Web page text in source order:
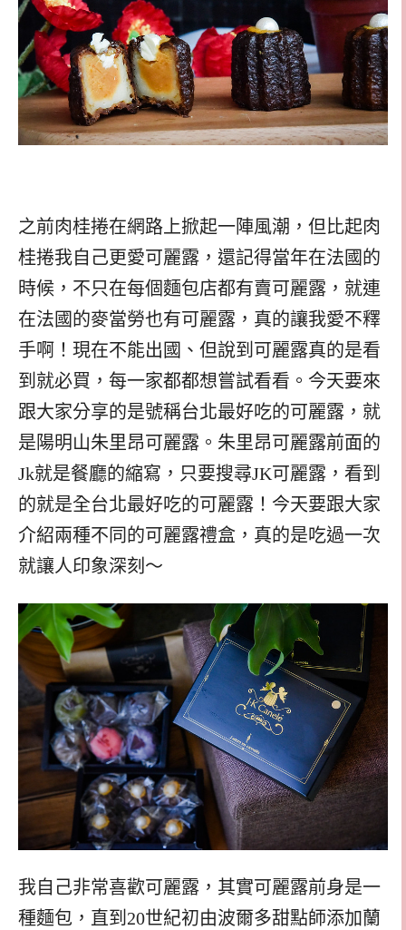
之前肉桂捲在網路上掀起一陣風潮，但比起肉
桂捲我自己更愛可麗露，還記得當年在法國的
時候，不只在每個麵包店都有賣可麗露，就連
在法國的麥當勞也有可麗露，真的讓我愛不釋
手啊！現在不能出國、但說到可麗露真的是看
到就必買，每一家都都想嘗試看看。今天要來
跟大家分享的是號稱台北最好吃的可麗露，就
是陽明山朱里昂可麗露。朱里昂可麗露前面的
Jk就是餐廳的縮寫，只要搜尋JK可麗露，看到
的就是全台北最好吃的可麗露！今天要跟大家
介紹兩種不同的可麗露禮盒，真的是吃過一次
就讓人印象深刻～
我自己非常喜歡可麗露，其實可麗露前身是一
種麵包，直到20世紀初由波爾多甜點師添加蘭